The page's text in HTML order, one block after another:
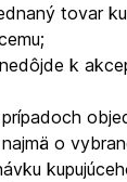
tovar
k
o